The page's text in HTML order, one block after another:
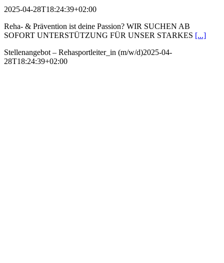
2025-04-28T18:24:39+02:00
Reha- & Prävention ist deine Passion? WIR SUCHEN AB
SOFORT UNTERSTÜTZUNG FÜR UNSER STARKES [...]
Stellenangebot – Rehasportleiter_in (m/w/d)2025-04-
28T18:24:39+02:00